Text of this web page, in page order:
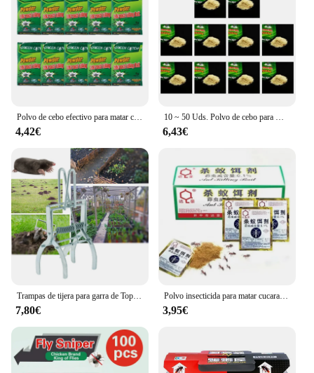
Polvo de cebo efectivo para matar cucarachas, trampa para Control de plagas, mata insectos, Mata cucarachas, 1-20 piezas
4,42€
10 ~ 50 Uds. Polvo de cebo para matar cucarachas efectivo uso doméstico cucarachas insectos cucarachas asesino Anti plagas trampa para rechazar trampas para Control de plagas
6,43€
Trampas de tijera para garra de Topo, jaula de alta resistencia para matar ratones, trampas para ratas multifunción, 2024
7,80€
Polvo insecticida para matar cucarachas, cebo para matar cucarachas, mata insectos, Mata cucarachas, repele plagas, Control de plagas, trampa para veneno
3,95€